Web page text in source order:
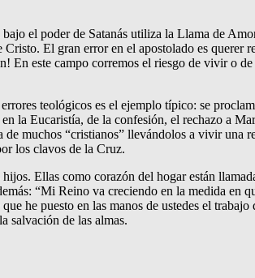
el poder de Satanás utiliza la Llama de
El gran error en el apostolado es querer
En este campo corremos el riesgo de vivir o
teológicos es el ejemplo típico: se
la Eucaristía, de la confesión, el rechazo a
muchos “cristianos” llevándolos a vivir una
los clavos de la Cruz.
Ellas como corazón del hogar están
“Mi Reino va creciendo en la medida en
he puesto en las manos de ustedes el
salvación de las almas.